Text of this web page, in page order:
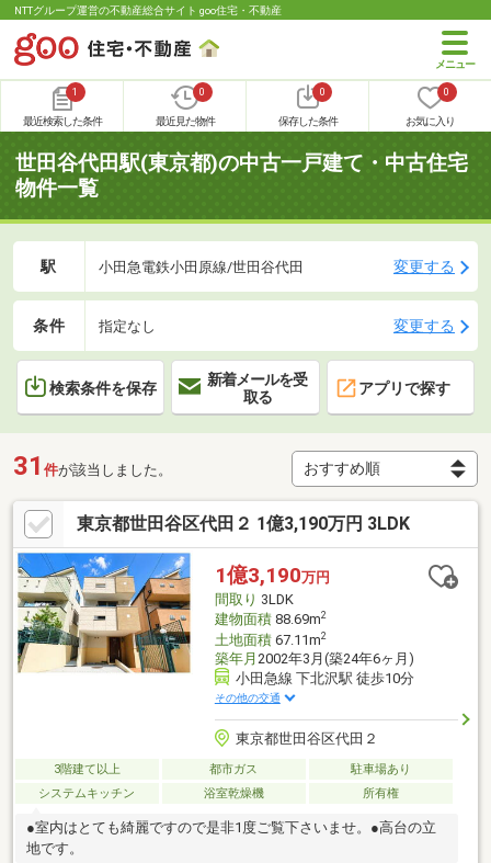
NTTグループ運営の不動産総合サイト goo住宅・不動産
1
最近検索した条件
0
最近見た物件
0
保存した条件
0
お気に入り
世田谷代田駅(東京都)の中古一戸建て・中古住宅
物件一覧
駅 小田急電鉄小田原線/世田谷代田 変更する
条件 指定なし 変更する
検索条件を保存
新着メールを受
取る
アプリで探す
31 件が該当しました。
東京都世田谷区代田２ 1億3,190万円 3LDK
1億3,190万円
間取り 3LDK
建物面積88.69m2
土地面積67.11m2
築年月 2002年3月(築24年6ヶ月)
小田急線 下北沢駅 徒歩10分
その他の交通
東京都世田谷区代田２
3階建て以上 都市ガス
駐車場あり
システムキッチン
浴室乾燥機 所有権
●室内はとても綺麗ですので是非1度ご覧下さいませ。●高台の立
地です。